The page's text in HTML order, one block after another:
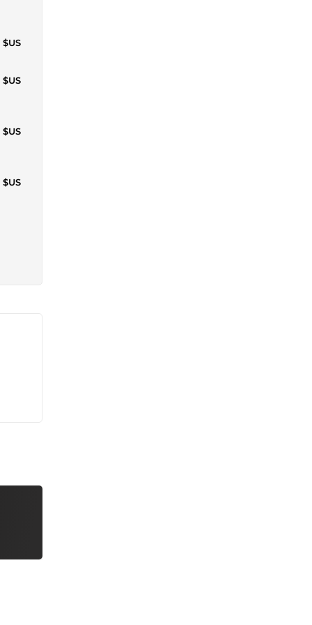
$US
$US
$US